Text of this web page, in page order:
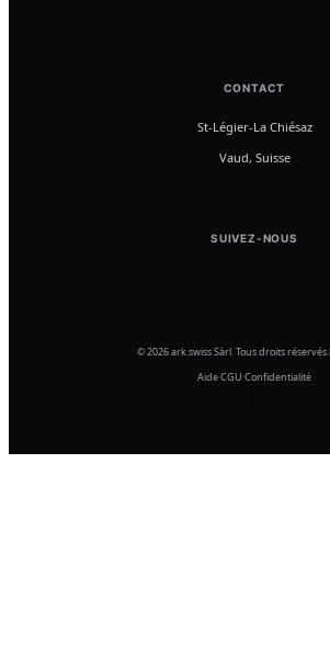
CONTACT
St-Légier-La Chiésaz
Vaud, Suisse
SUIVEZ-NOUS
© 2026 ark.swiss Sàrl. Tous droits réservés.
Aide·CGU·Confidentialité